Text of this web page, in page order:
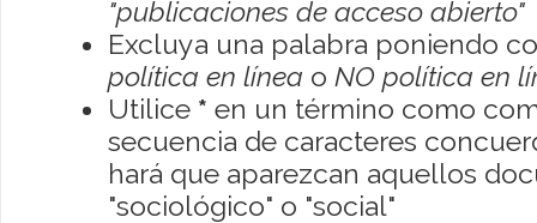
"publicaciones de acceso abierto"
Excluya una palabra poniendo
política en línea o NO política en
Utilice * en un término como
secuencia de caracteres
hará que aparezcan aquellos
"sociológico" o "social"